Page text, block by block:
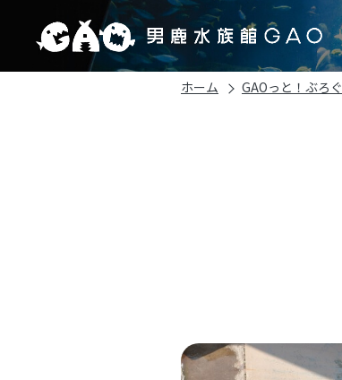
ホーム GAOっと！ぶろぐ